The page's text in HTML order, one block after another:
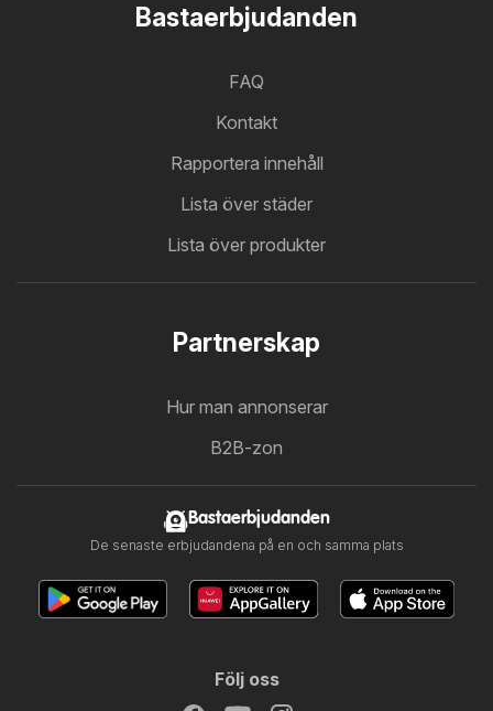
Bastaerbjudanden
FAQ
Kontakt
Rapportera innehåll
Lista över städer
Lista över produkter
Partnerskap
Hur man annonserar
B2B-zon
Bastaerbjudanden
De senaste erbjudandena på en och samma plats
Följ oss